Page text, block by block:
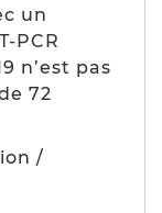
un
PCR
n’est pas
72
/